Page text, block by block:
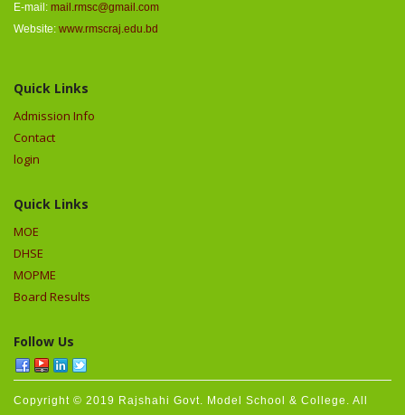
E-mail: mail.rmsc@gmail.com
Website: www.rmscraj.edu.bd
Quick Links
Admission Info
Contact
login
Quick Links
MOE
DHSE
MOPME
Board Results
Follow Us
Copyright © 2019 Rajshahi Govt. Model School & College. All